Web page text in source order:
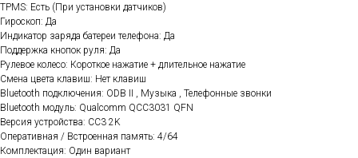
TPMS: Есть (При установки датчиков)
Гироскоп: Да
Индикатор заряда батереи телефона: Да
Поддержка кнопок руля: Да
Рулевое колесо: Короткое нажатие + длительное нажатие
Смена цвета клавиш: Нет клавиш
Bluetooth подключения: ODB II , Музыка , Телефонные звонки
Bluetooth модуль: Qualcomm QCC3031 QFN
Версия устройства: CC3 2K
Оперативная / Встроенная память: 4/64
Комплектация: Один вариант